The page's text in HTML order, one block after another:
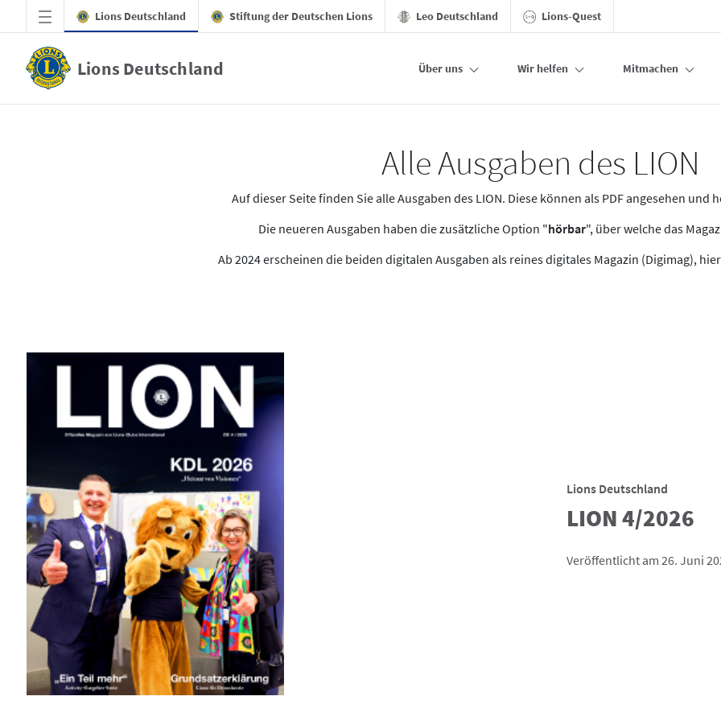
Zum Hauptinhalt springen
Lions Deutschland Stiftung der Deutschen Lions Leo Deutschland Lions-Quest
Lions Deutschland Über uns Wir helfen Mitmachen
Alle Ausgaben des LION
Auf dieser Seite finden Sie alle Ausgaben des LION. Diese können als PDF angesehen und
Die neueren Ausgaben haben die zusätzliche Option "hörbar", über welche das
Ab 2024 erscheinen die beiden digitalen Ausgaben als reines digitales Magazin (Digimag),
Lions Deutschland
LION 4/2026
Veröffentlicht am 26. Juni